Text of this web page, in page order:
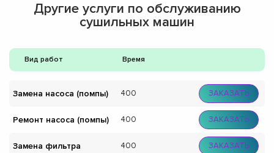
Другие услуги по обслуживанию
сушильных машин
Вид работ Время
Замена насоса (помпы) 400 ЗАКАЗАТЬ
Ремонт насоса (помпы) 400 ЗАКАЗАТЬ
Замена фильтра 400 ЗАКАЗАТЬ